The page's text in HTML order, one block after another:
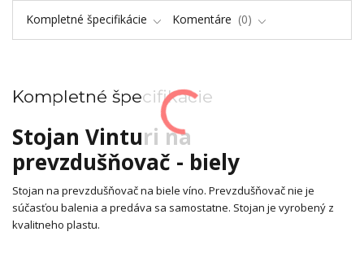
Kompletné špecifikácie Komentáre 0
Kompletné špecifikácie
Stojan Vinturi na
prevzdušňovač - biely
Stojan na prevzdušňovač na biele víno. Prevzdušňovač nie je
súčasťou balenia a predáva sa samostatne. Stojan je vyrobený z
kvalitneho plastu.